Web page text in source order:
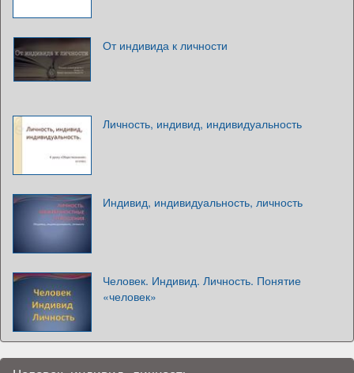
От индивида к личности
Личность, индивид, индивидуальность
Индивид, индивидуальность, личность
Человек. Индивид. Личность. Понятие
«человек»